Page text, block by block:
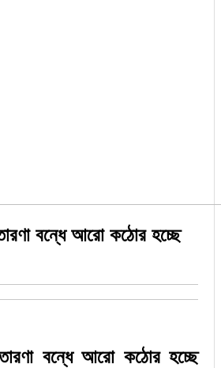
বন্ধে আরো কঠোর হচ্ছে
বন্ধে আরো কঠোর হচ্ছে